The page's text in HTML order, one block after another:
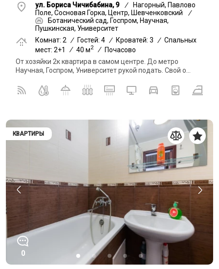
ул. Бориса Чичибабина, 9 /
Нагорный, Павлово
Поле, Сосновая Горка, Центр, Шевченковский
/
Ботанический сад, Госпром, Научная,
Пушкинская, Университет
Комнат: 2
/ Гостей: 4 / Кроватей: 3 / Спальных
мест: 2+1
/ 40 м2 / Почасово
От хозяйки 2к квартира в самом центре. До метро
Научная, Госпром, Университет рукой подать. Свой о...
КВАРТИРЫ
0